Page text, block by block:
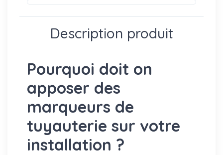
Description produit
Pourquoi doit on
apposer des
marqueurs de
tuyauterie sur votre
installation ?